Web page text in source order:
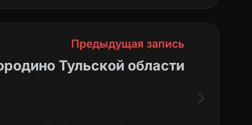
Предыдущая запись
Тульской области